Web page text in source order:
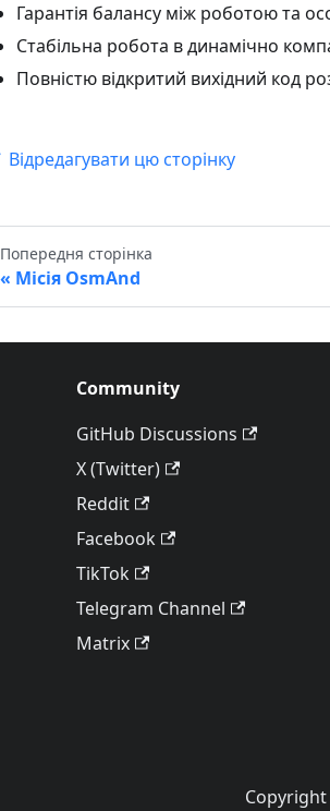
Гарантія балансу між роботою та
Стабільна робота в динамічно
Повністю відкритий вихідний код
Відредагувати цю сторінку
Попередня сторінка
Місія OsmAnd
Community
GitHub Discussions
X (Twitter)
Reddit
Facebook
TikTok
Telegram Channel
Matrix
Copyright